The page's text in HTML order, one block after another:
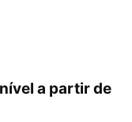
a partir de